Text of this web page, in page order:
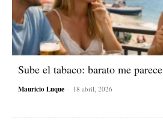
Sube el tabaco: barato me parece
Mauricio Luque - 18 abril, 2026